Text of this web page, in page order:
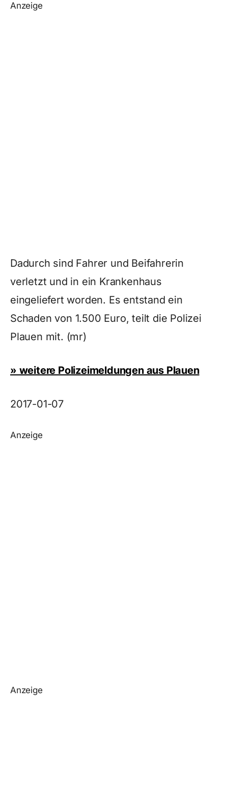
Anzeige
Dadurch sind Fahrer und Beifahrerin
verletzt und in ein Krankenhaus
eingeliefert worden. Es entstand ein
Schaden von 1.500 Euro, teilt die Polizei
Plauen mit. (mr)
» weitere Polizeimeldungen aus Plauen
2017-01-07
Anzeige
Anzeige